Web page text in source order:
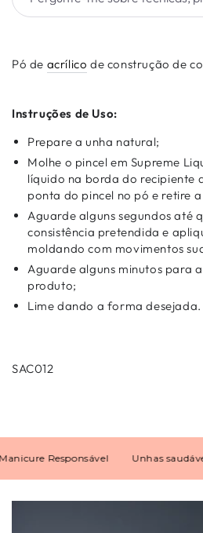
Pó de acrílico de construção de
Instruções de Uso:
Prepare a unha natural;
Molhe o pincel em Supreme
líquido na borda do recipiente
ponta do pincel no pó e retire
Aguarde alguns segundos até
consistência pretendida e
moldando com movimentos
Aguarde alguns minutos para
produto;
Lime dando a forma desejada.
SAC012
Responsável Unhas